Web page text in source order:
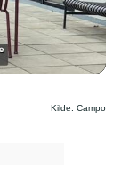
Kilde: Campo